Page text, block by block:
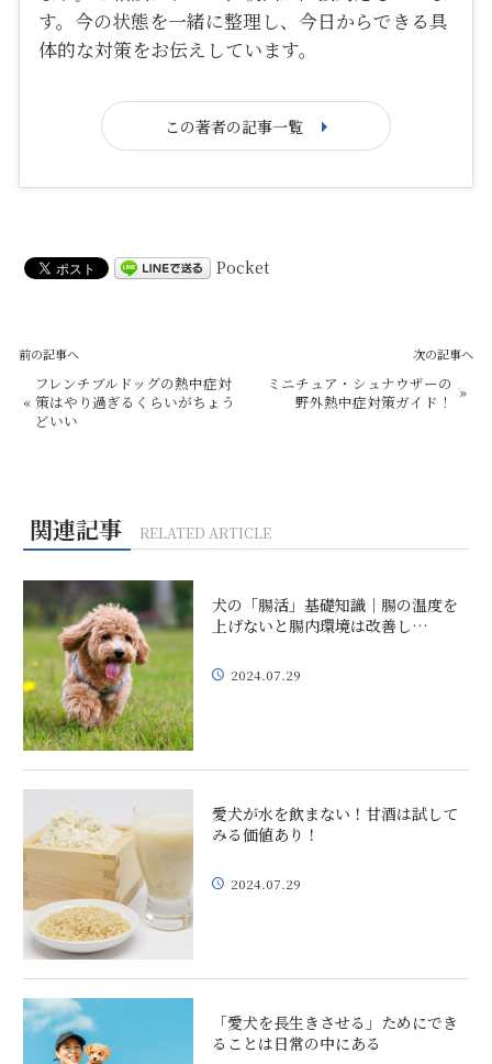
す。今の状態を一緒に整理し、今日からできる具
体的な対策をお伝えしています。
この著者の記事一覧
Pocket
前の記事へ
«
フレンチブルドッグの熱中症対
策はやり過ぎるくらいがちょう
どいい
次の記事へ
ミニチュア・シュナウザーの
野外熱中症対策ガイド！
»
関連記事 RELATED ARTICLE
犬の「腸活」基礎知識｜腸の温度を
上げないと腸内環境は改善し…
2024.07.29
愛犬が水を飲まない！甘酒は試して
みる価値あり！
2024.07.29
「愛犬を長生きさせる」ためにでき
ることは日常の中にある